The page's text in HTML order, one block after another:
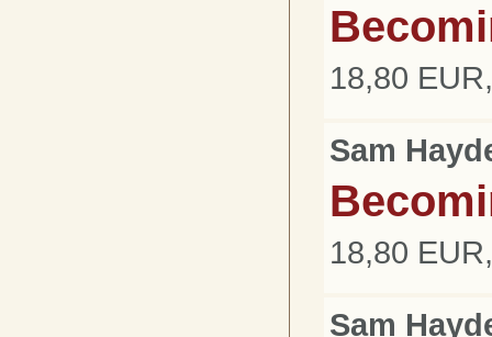
18,80
Sam
18,80
Sam